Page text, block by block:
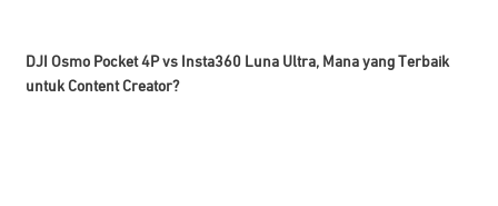
DJI Osmo Pocket 4P vs Insta360 Luna Ultra, Mana yang Terbaik
untuk Content Creator?